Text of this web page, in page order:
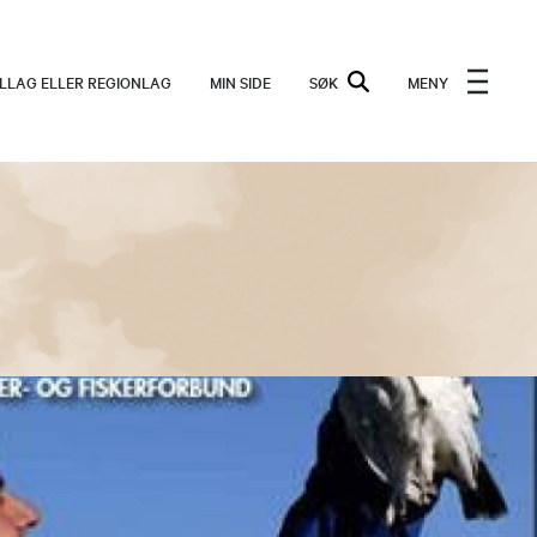
ELLER REGIONLAG MIN SIDE SØK MENY